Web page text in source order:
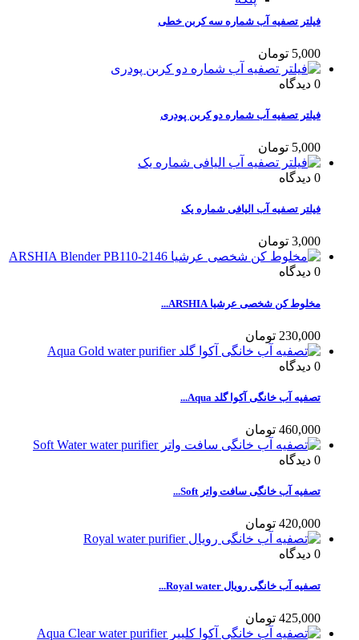
فیلتر تصفیه آب شماره سه کربن خطی
5,000 تومان
0 دیدگاه
فیلتر تصفیه آب شماره دو کربن پودری
5,000 تومان
0 دیدگاه
فیلتر تصفیه آب الیافی شماره یک
3,000 تومان
0 دیدگاه
مخلوط کن شخصی عرشیا ARSHIA...
230,000 تومان
0 دیدگاه
تصفیه آب خانگی آکوا گلد Aqua...
460,000 تومان
0 دیدگاه
تصفیه آب خانگی سافت واتر Soft...
420,000 تومان
0 دیدگاه
تصفیه آب خانگی رویال Royal water...
425,000 تومان